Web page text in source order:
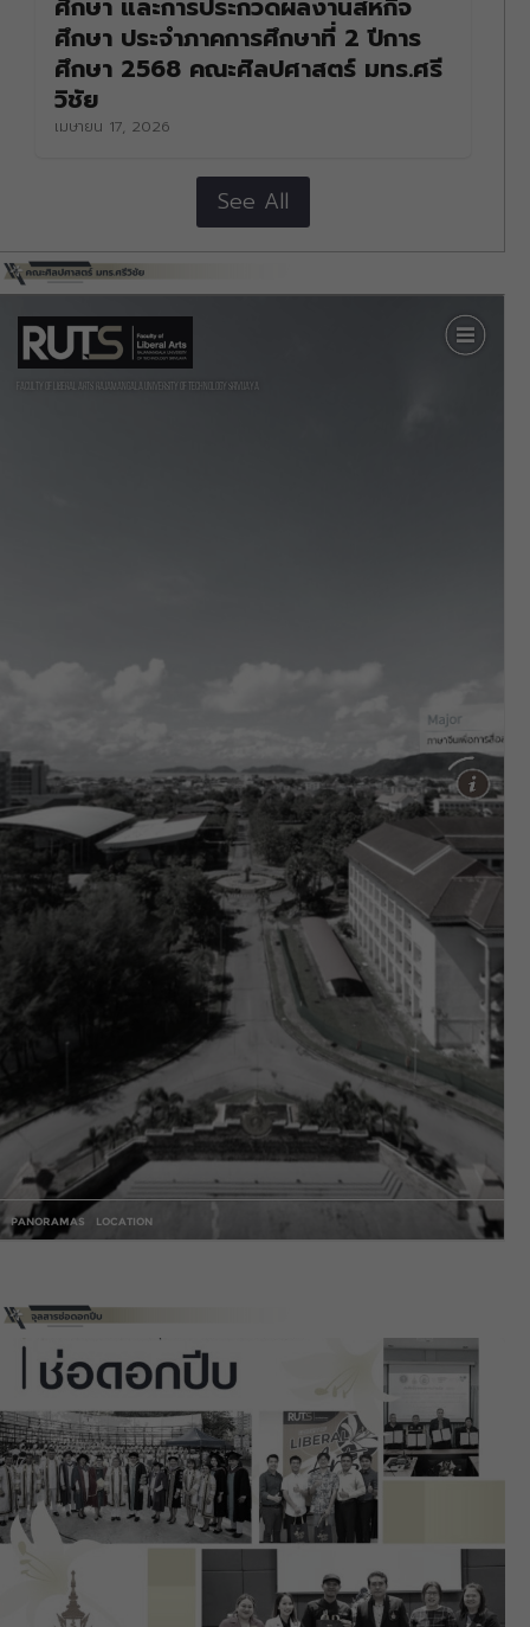
ศึกษา และการประกวดผลงานสหกิจ
ศึกษา ประจำภาคการศึกษาที่ 2 ปีการ
ศึกษา 2568 คณะศิลปศาสตร์ มทร.ศรี
วิชัย
เมษายน 17, 2026
See All